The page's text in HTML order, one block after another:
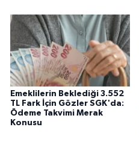
Emeklilerin Beklediği 3.552
TL Fark İçin Gözler SGK'da:
Ödeme Takvimi Merak
Konusu